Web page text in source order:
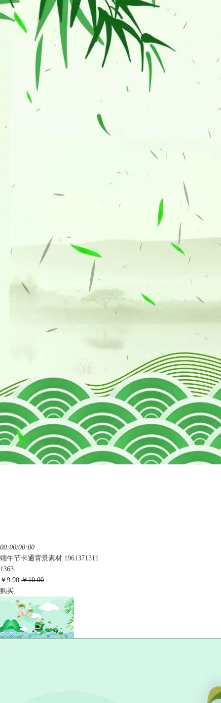
00:00/00:00
端午节卡通背景素材 1961371311
1363
￥9.90 ￥10.00
购买